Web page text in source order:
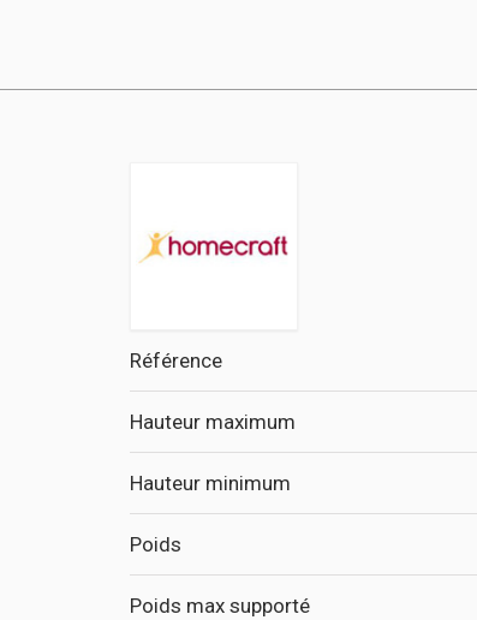
Référence
Hauteur maximum
Hauteur minimum
Poids
Poids max supporté